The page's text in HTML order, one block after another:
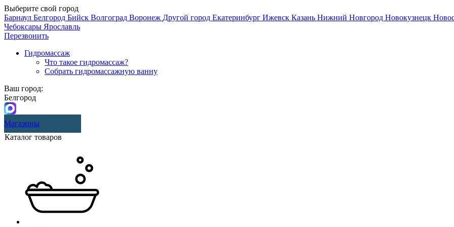
Выберите свой город
Барнаул Белгород Бийск Волгоград Воронеж Другой город Екатеринбург Ижевск Казань Нижний Новгород Новокузнецк
Чебоксары Ярославль
Перезвонить
Гидромассаж
Что такое гидромассаж?
Собрать гидромассажную ванну
Ваш город:
Белгород
Магазины
Каталог товаров